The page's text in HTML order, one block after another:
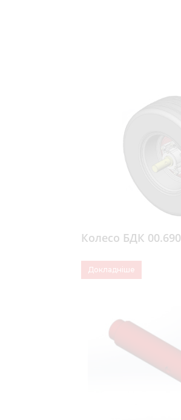
Колесо БДК 00.690
Докладніше